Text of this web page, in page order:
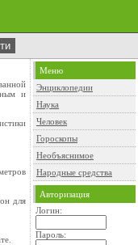
и
для
Меню
Энциклопедии
Наука
Человек
Гороскопы
Необъяснимое
Народные средства
Авторизация
Логин:
Пароль: